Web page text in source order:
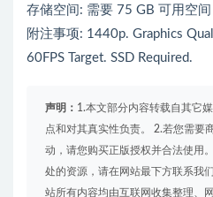
存储空间: 需要 75 GB 可用空间
附注事项: 1440p. Graphics
60FPS Target. SSD Required.
声明： 1.本文部分内容转载自其它
点和对其真实性负责。 2.若您需要
动，请您购买正版授权并合法使用
处的资源，请在网站最下方联系我
站所有内容均由互联网收集整理、